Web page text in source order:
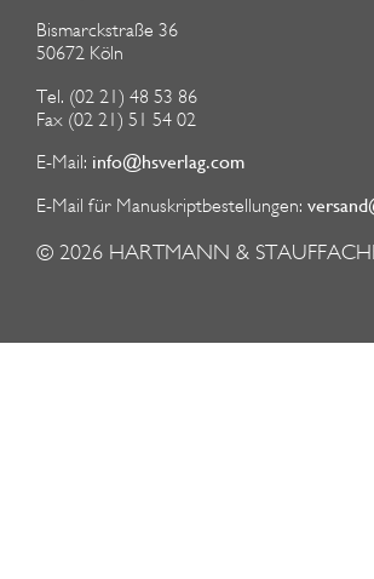
Bismarckstraße 36
50672 Köln
Tel. (02 21) 48 53 86
Fax (02 21) 51 54 02
E-Mail: info@hsverlag.com
E-Mail für Manuskriptbestellungen:
© 2026 HARTMANN &